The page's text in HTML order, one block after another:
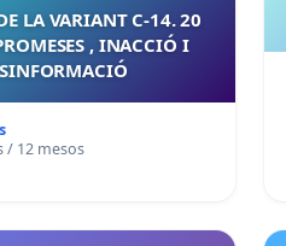
LA VARIANT C-14. 20
, INACCIÓ I
/ 12 mesos